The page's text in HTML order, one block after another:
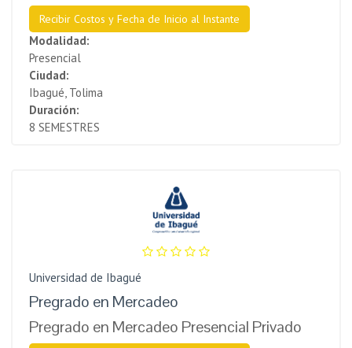
Recibir Costos y Fecha de Inicio al Instante
Modalidad:
Presencial
Ciudad:
Ibagué, Tolima
Duración:
8 SEMESTRES
Universidad de Ibagué
Pregrado en Mercadeo
Pregrado en Mercadeo Presencial Privado